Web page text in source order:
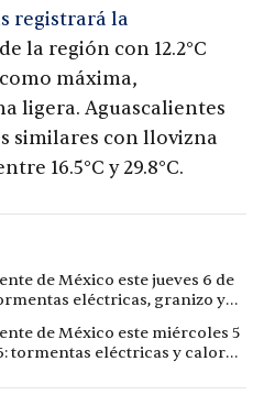
registrará la
de la región con 12.2°C
máxima,
ligera. Aguascalientes
similares con llovizna
16.5°C y 29.8°C.
de México este jueves 6 de
eléctricas, granizo y
de México este miércoles 5
tormentas eléctricas y calor